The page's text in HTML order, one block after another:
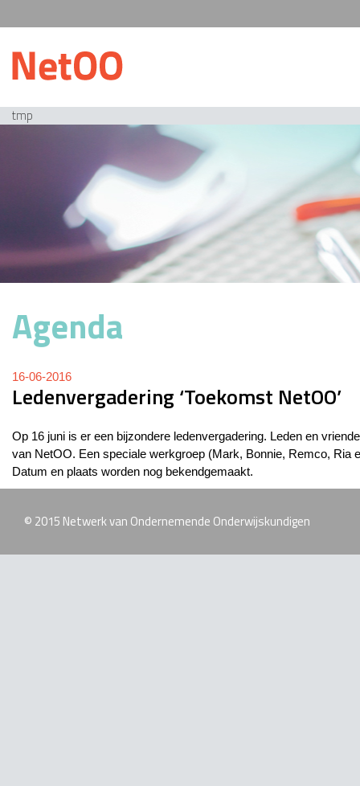
tmp
Agenda
16-06-2016
Ledenvergadering ‘Toekomst NetOO’
Op 16 juni is er een bijzondere ledenvergadering. Leden en
van NetOO. Een speciale werkgroep (Mark, Bonnie, Remco, Ria
Datum en plaats worden nog bekendgemaakt.
© 2015 Netwerk van Ondernemende Onderwijskundigen